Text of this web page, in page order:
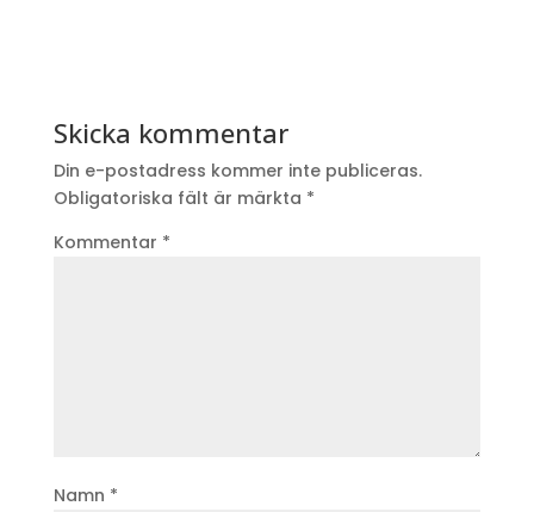
Skicka kommentar
Din e-postadress kommer inte publiceras.
Obligatoriska fält är märkta *
Kommentar *
Namn *